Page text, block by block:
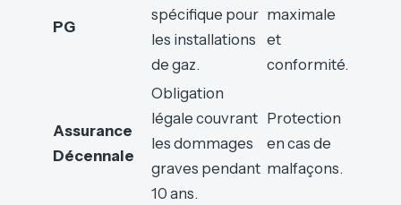
PG
spécifique pour
les installations
de gaz.
maximale
et
conformité.
Assurance
Décennale
Obligation
légale couvrant
les dommages
graves pendant
10 ans.
Protection
en cas de
malfaçons.